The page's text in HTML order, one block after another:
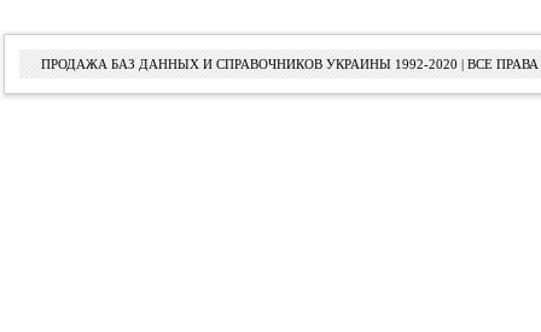
ПРОДАЖА БАЗ ДАННЫХ И СПРАВОЧНИКОВ УКРАИНЫ 1992-2020 | ВСЕ